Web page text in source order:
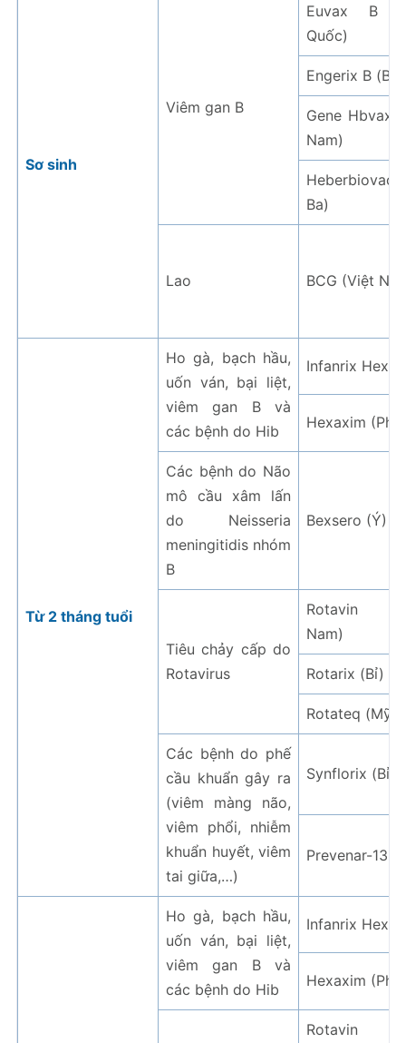
Sơ sinh
Viêm gan B
Euvax B
Quốc)
Engerix B (Bỉ)
Gene Hbvax
Nam)
Heberbiovac
Ba)
Lao BCG (Việt
Từ 2 tháng tuổi
Ho gà, bạch hầu,
uốn ván, bại liệt,
viêm gan B và
các bệnh do Hib
Infanrix Hexa
Hexaxim
Các bệnh do Não
mô cầu xâm lấn
do Neisseria
meningitidis nhóm
B
Bexsero (Ý)
Tiêu chảy cấp do
Rotavirus
Rotavin
Nam)
Rotarix (Bỉ)
Rotateq (Mỹ)
Các bệnh do phế
cầu khuẩn gây ra
(viêm màng não,
viêm phổi, nhiễm
khuẩn huyết, viêm
tai giữa,…)
Synflorix (Bỉ)
Prevenar-13
Ho gà, bạch hầu,
uốn ván, bại liệt,
viêm gan B và
các bệnh do Hib
Infanrix Hexa
Hexaxim
Rotavin